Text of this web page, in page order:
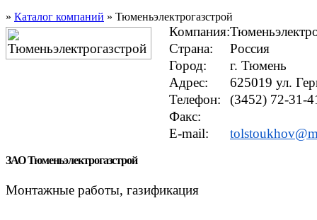
» Каталог компаний » Тюменьэлектрогазстрой
Компания:
Страна:
Россия
Город:
г. Тюмень
Адрес:
625019 ул.
Телефон:
(3452) 72-31-
Факс:
E-mail:
ЗАО Тюменьэлектрогазстрой
Монтажные работы, газификация